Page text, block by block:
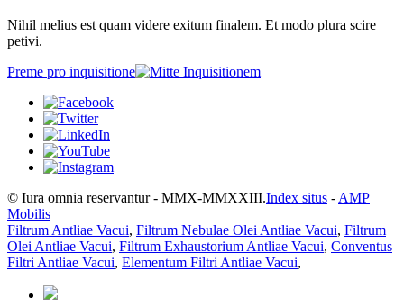
Nihil melius est quam videre exitum finalem. Et modo plura scire
petivi.
Preme pro inquisitione
© Iura omnia reservantur - MMX-MMXXIII.Index situs -AMP
Mobilis
Filtrum Antliae Vacui, Filtrum Nebulae Olei Antliae Vacui, Filtrum
Olei Antliae Vacui, Filtrum Exhaustorium Antliae Vacui, Conventus
Filtri Antliae Vacui, Elementum Filtri Antliae Vacui,